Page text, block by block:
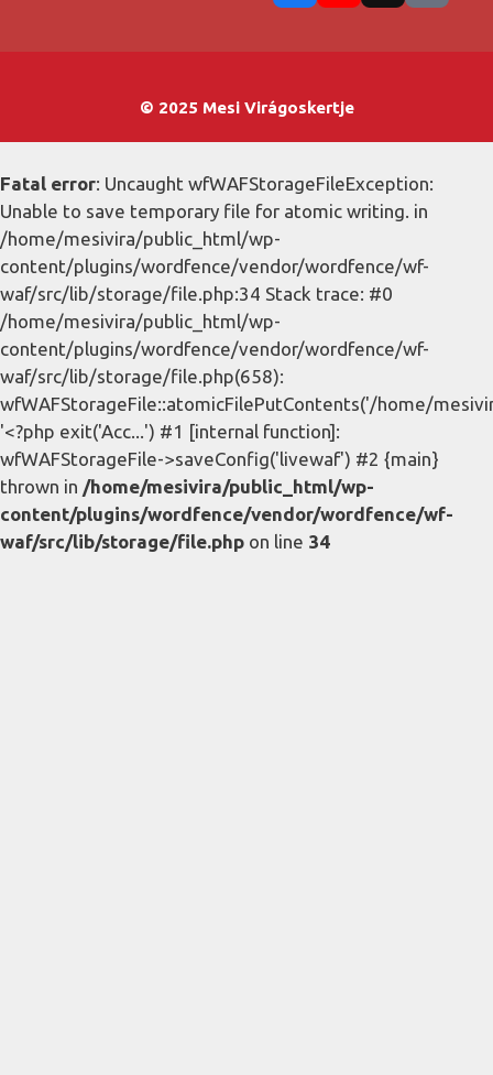
© 2025 Mesi Virágoskertje
Fatal error: Uncaught wfWAFStorageFileException:
Unable to save temporary file for atomic writing. in
/home/mesivira/public_html/wp-
content/plugins/wordfence/vendor/wordfence/wf-
waf/src/lib/storage/file.php:34 Stack trace: #0
/home/mesivira/public_html/wp-
content/plugins/wordfence/vendor/wordfence/wf-
waf/src/lib/storage/file.php(658):
wfWAFStorageFile::atomicFilePutContents('/home/
'<?php exit('Acc...') #1 [internal function]:
wfWAFStorageFile->saveConfig('livewaf') #2 {main}
thrown in /home/mesivira/public_html/wp-
content/plugins/wordfence/vendor/wordfence/wf-
waf/src/lib/storage/file.php on line 34